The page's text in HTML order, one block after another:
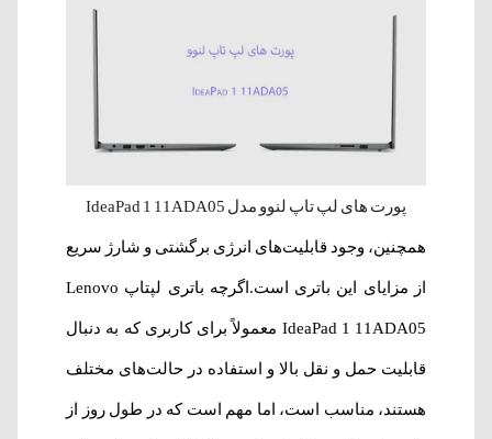
پورت های لپ تاپ لنوو مدل IdeaPad 1 11ADA05
همچنین، وجود قابلیت‌های انرژی‌ برگشتی و شارژ سریع
از مزایای این باتری است.اگرچه باتری لپتاپ Lenovo
IdeaPad 1 11ADA05 معمولاً برای کاربری که به دنبال
قابلیت حمل و نقل بالا و استفاده در حالت‌های مختلف
هستند، مناسب است، اما مهم است که در طول روز از